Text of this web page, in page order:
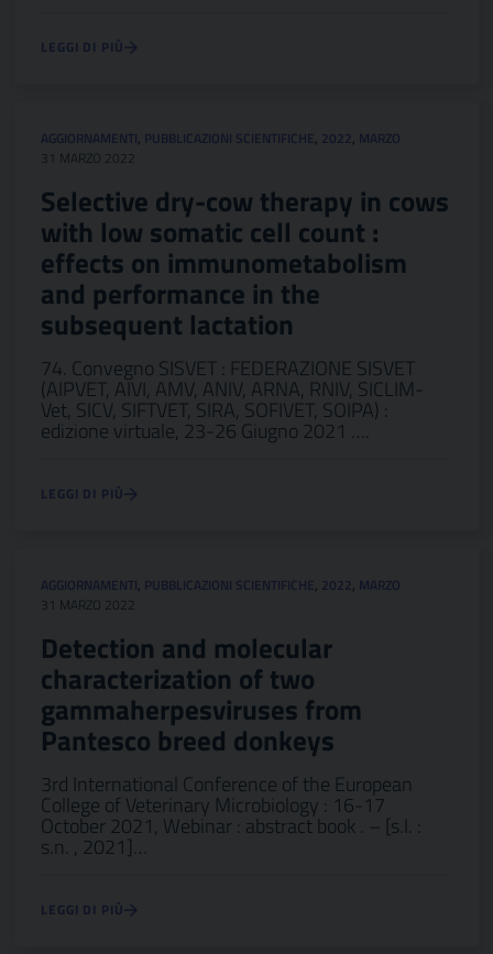
LEGGI DI PIÙ
AGGIORNAMENTI, PUBBLICAZIONI SCIENTIFICHE, 2022, MARZO
31 MARZO 2022
Selective dry-cow therapy in cows
with low somatic cell count :
effects on immunometabolism
and performance in the
subsequent lactation
74. Convegno SISVET : FEDERAZIONE SISVET
(AIPVET, AIVI, AMV, ANIV, ARNA, RNIV, SICLIM-
Vet, SICV, SIFTVET, SIRA, SOFIVET, SOIPA) :
edizione virtuale, 23-26 Giugno 2021 ….
LEGGI DI PIÙ
AGGIORNAMENTI, PUBBLICAZIONI SCIENTIFICHE, 2022, MARZO
31 MARZO 2022
Detection and molecular
characterization of two
gammaherpesviruses from
Pantesco breed donkeys
3rd International Conference of the European
College of Veterinary Microbiology : 16-17
October 2021, Webinar : abstract book . – [s.l. :
s.n. , 2021]…
LEGGI DI PIÙ